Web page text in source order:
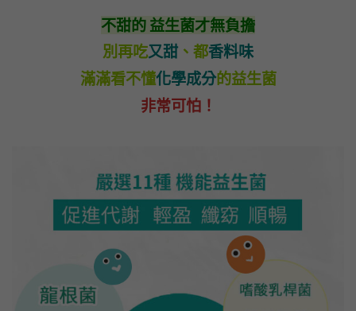
不甜的 益生菌才無負擔
別再吃又甜 、都香料味
滿滿看不懂化學成分的益生菌
非常可怕！